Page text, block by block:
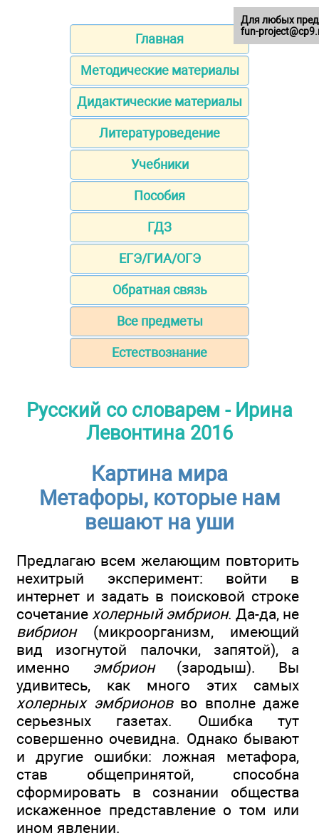
Главная
Методические материалы
Дидактические материалы
Литературоведение
Учебники
Пособия
ГДЗ
ЕГЭ/ГИА/ОГЭ
Обратная связь
Все предметы
Естествознание
Русский со словарем - Ирина
Левонтина 2016
Картина мира
Метафоры, которые нам
вешают на уши
Предлагаю всем желающим повторить
нехитрый эксперимент: войти в
интернет и задать в поисковой строке
сочетание холерный эмбрион. Да-да, не
вибрион(микроорганизм, имеющий
вид изогнутой палочки, запятой), а
именно эмбрион(зародыш). Вы
удивитесь, как много этих самых
холерных эмбрионовво вполне даже
серьезных газетах. Ошибка тут
совершенно очевидна. Однако бывают
и другие ошибки: ложная метафора,
став общепринятой, способна
сформировать в сознании общества
искаженное представление о том или
ином явлении.
Для любых
fun-